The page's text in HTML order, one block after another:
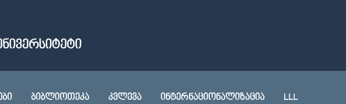
ᲑᲘᲑᲚᲘᲝᲗᲔᲙᲐ ᲙᲕᲚᲔᲕᲐ ᲘᲜᲢᲔᲠᲜᲐᲪᲘᲝᲜᲐᲚᲘᲖᲐᲪᲘᲐ LLL